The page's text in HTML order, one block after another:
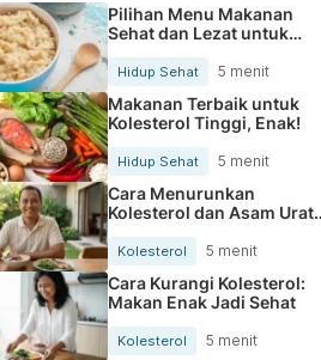
Pilihan Menu Makanan
Sehat dan Lezat untuk
Mengurangi Kolesterol
Hidup Sehat 5 menit
Makanan Terbaik untuk
Kolesterol Tinggi, Enak!
Hidup Sehat 5 menit
Cara Menurunkan
Kolesterol dan Asam Urat
Secara Alami
Kolesterol 5 menit
Cara Kurangi Kolesterol:
Makan Enak Jadi Sehat
Kolesterol 5 menit